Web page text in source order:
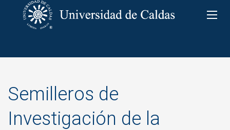
Semilleros de
Investigación de la